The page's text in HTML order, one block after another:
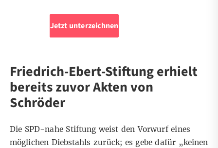
Jetzt unterzeichnen
Friedrich-Ebert-Stiftung erhielt
bereits zuvor Akten von
Schröder
Die SPD-nahe Stiftung weist den Vorwurf eines
möglichen Diebstahls zurück; es gebe dafür „keinen